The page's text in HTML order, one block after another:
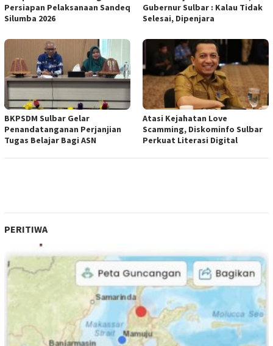
Persiapan Pelaksanaan Sandeq
Silumba 2026
Gubernur Sulbar : Kalau Tidak
Selesai, Dipenjara
BKPSDM Sulbar Gelar
Penandatanganan Perjanjian
Tugas Belajar Bagi ASN
Atasi Kejahatan Love
Scamming, Diskominfo Sulbar
Perkuat Literasi Digital
PERITIWA